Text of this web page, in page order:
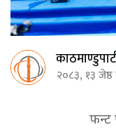
२०८३, १३
फन्ट